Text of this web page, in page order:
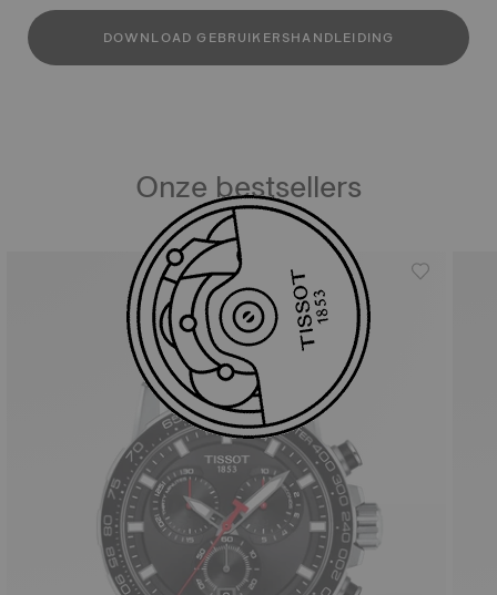
DOWNLOAD GEBRUIKERSHANDLEIDING
Onze bestsellers